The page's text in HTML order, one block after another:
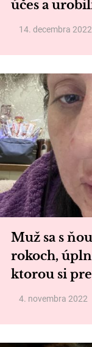
účes a
14. decembra 2022
Muž sa s
rokoch,
ktorou si
4. novembra 2022